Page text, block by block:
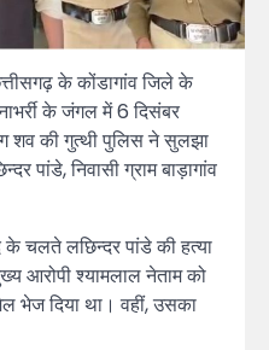
के कोंडागांव जिले के
के जंगल में 6 दिसंबर
की गुत्थी पुलिस ने सुलझा
पांडे, निवासी ग्राम बाड़ागांव
के चलते लछिन्दर पांडे की हत्या
आरोपी श्यामलाल नेताम को
भेज दिया था। वहीं, उसका